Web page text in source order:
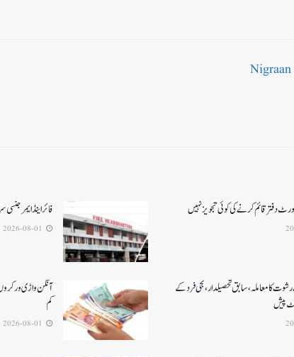
دفتر قائم کرنے کی کوئی تجویز نہیں فائر اینڈ
کا معاملہ،سابق تحصیلدار، نجی فرد کے
پیش
آنگن واڑی ورکروں
کم